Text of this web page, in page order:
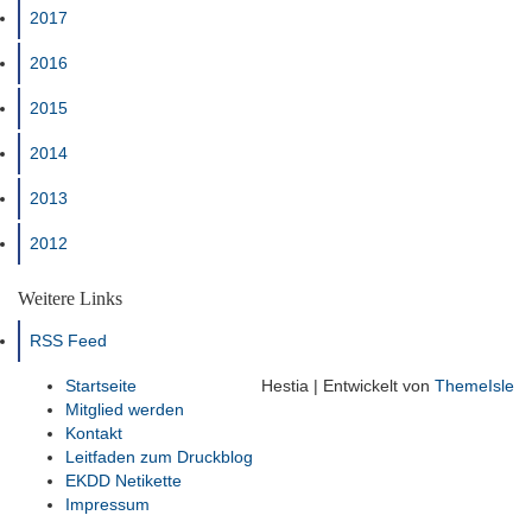
2017
2016
2015
2014
2013
2012
Weitere Links
RSS Feed
Startseite
Mitglied werden
Kontakt
Leitfaden zum Druckblog
EKDD Netikette
Impressum
Hestia | Entwickelt von ThemeIsle